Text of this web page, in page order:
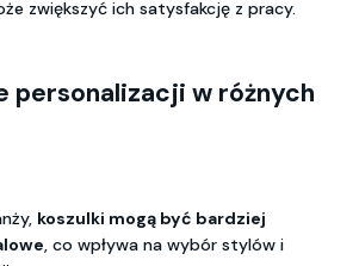
zwiększyć ich satysfakcję z pracy.
personalizacji w różnych
koszulki mogą być bardziej
, co wpływa na wybór stylów i